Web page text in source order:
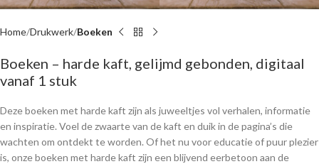
Home Drukwerk Boeken
Boeken – harde kaft, gelijmd gebonden, digitaal
vanaf 1 stuk
Deze boeken met harde kaft zijn als juweeltjes vol verhalen, informatie
en inspiratie. Voel de zwaarte van de kaft en duik in de pagina’s die
wachten om ontdekt te worden. Of het nu voor educatie of puur plezier
is, onze boeken met harde kaft zijn een blijvend eerbetoon aan de